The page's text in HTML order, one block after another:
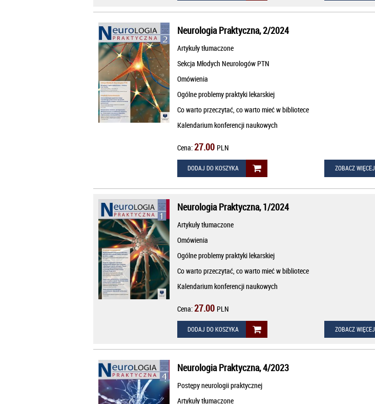
Neurologia Praktyczna, 2/2024
Artykuły tłumaczone
Sekcja Młodych Neurologów PTN
Omówienia
Ogólne problemy praktyki lekarskiej
Co warto przeczytać, co warto mieć w bibliotece
Kalendarium konferencji naukowych
Cena:27.00 PLN
DODAJ DO KOSZYKA ZOBACZ WIĘCEJ
Neurologia Praktyczna, 1/2024
Artykuły tłumaczone
Omówienia
Ogólne problemy praktyki lekarskiej
Co warto przeczytać, co warto mieć w bibliotece
Kalendarium konferencji naukowych
Cena: 27.00 PLN
DODAJ DO KOSZYKA ZOBACZ WIĘCEJ
Neurologia Praktyczna, 4/2023
Postępy neurologii praktycznej
Artykuły tłumaczone